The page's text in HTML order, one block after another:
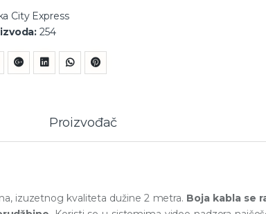
254
Proizvođač
izuzetnog kvaliteta dužine 2 metra. Boja kabla se